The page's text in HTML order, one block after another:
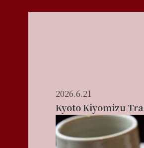
2026.6.21
Kyoto Kiyomizu